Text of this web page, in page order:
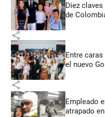
Diez
de
share
Entre
el nuevo
share
Empleado
atrapado